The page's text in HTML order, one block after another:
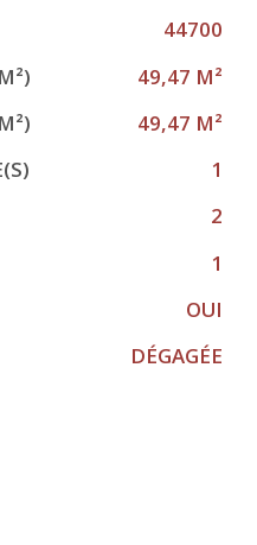
44700
49,47 M²
49,47 M²
1
2
1
OUI
DÉGAGÉE